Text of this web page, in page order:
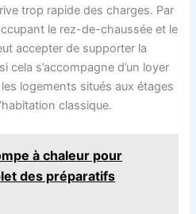
trop rapide des charges. Par
le rez-de-chaussée et le
accepter de supporter la
cela s’accompagne d’un loyer
logements situés aux étages
classique.
à chaleur pour
des préparatifs